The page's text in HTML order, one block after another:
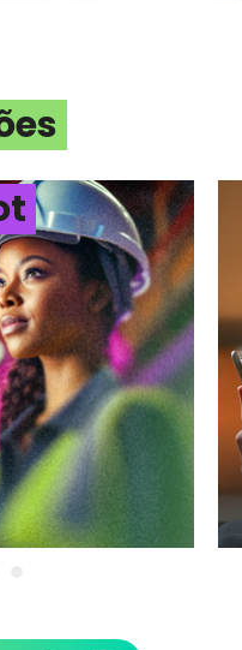
Blockchain
A Tecnologia pode
transformar a
segurança
corporativa
SAIBA MAIS